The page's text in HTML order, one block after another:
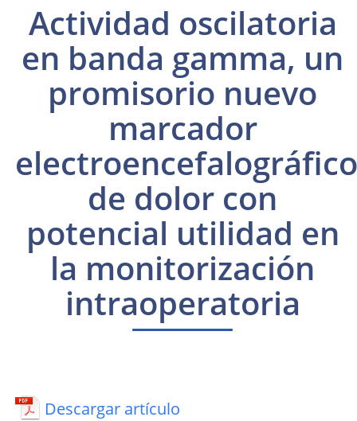
Actividad oscilatoria
en banda gamma, un
promisorio nuevo
marcador
de dolor con
potencial utilidad en
la monitorización
intraoperatoria
Descargar artículo